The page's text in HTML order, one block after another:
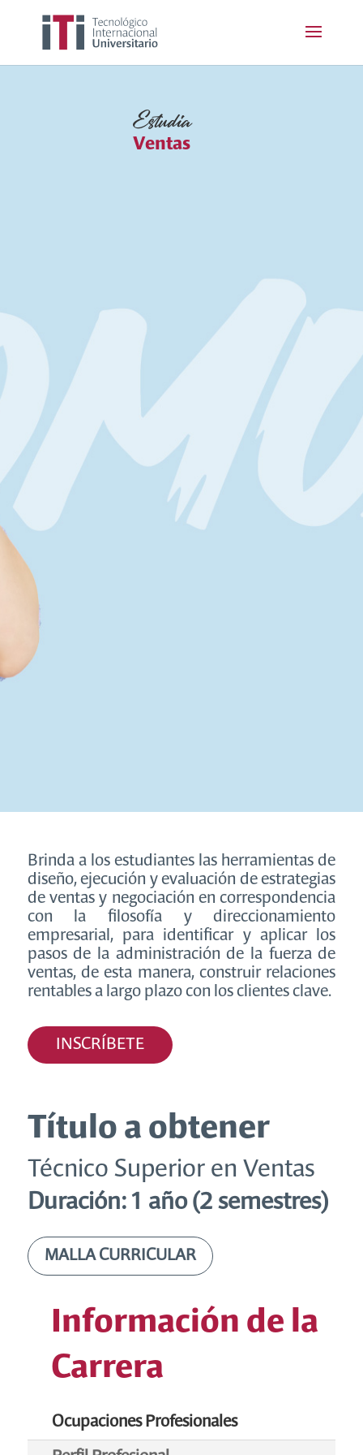
Estudia
Ventas
Brinda a los estudiantes las herramientas de
diseño, ejecución y evaluación de estrategias
de ventas y negociación en correspondencia
con la filosofía y direccionamiento
empresarial, para identificar y aplicar los
pasos de la administración de la fuerza de
ventas, de esta manera, construir relaciones
rentables a largo plazo con los clientes clave.
INSCRÍBETE
Título a obtener
Técnico Superior en Ventas
Duración: 1 año (2 semestres)
MALLA CURRICULAR
Información de la
Carrera
Ocupaciones Profesionales